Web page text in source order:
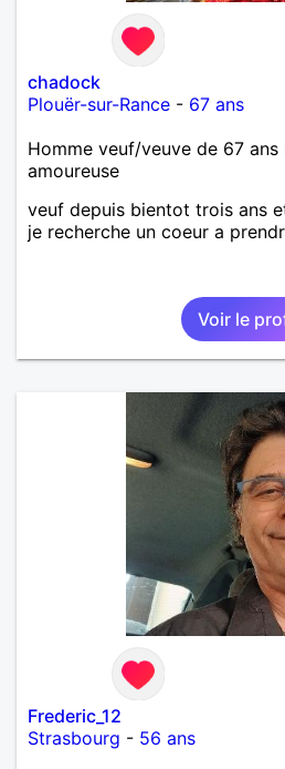
chadock
Plouër-sur-Rance - 67 ans
Homme veuf/veuve de 67
amoureuse
veuf depuis bientot trois ans
je recherche un coeur a
Voir le
Frederic_12
Strasbourg - 56 ans